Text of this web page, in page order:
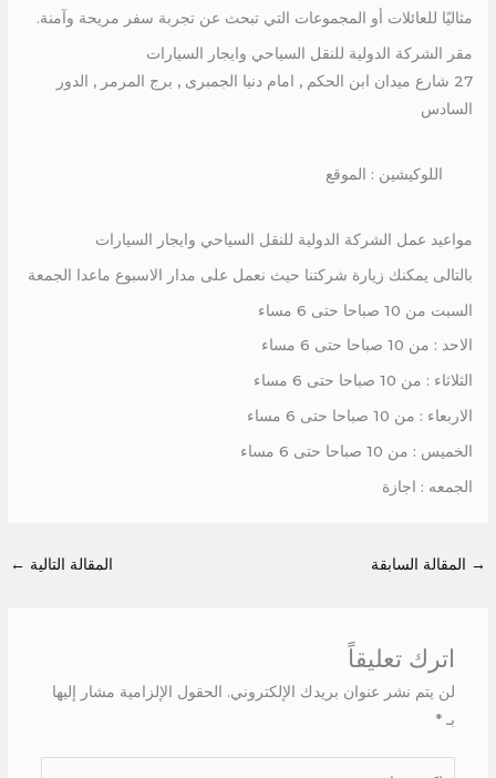
مثاليًا للعائلات أو المجموعات التي تبحث عن تجربة سفر مريحة وآمنة.
مقر الشركة الدولية للنقل السياحي وايجار السيارات
27 شارع ميدان ابن الحكم , امام دنيا الجمبرى , برج المرمر , الدور
السادس
اللوكيشين : الموقع
مواعيد عمل الشركة الدولية للنقل السياحي وايجار السيارات
بالتالى يمكنك زيارة شركتنا حيث نعمل على مدار الاسبوع ماعدا الجمعة
السبت من 10 صباحا حتى 6 مساء
الاحد : من 10 صباحا حتى 6 مساء
الثلاثاء : من 10 صباحا حتى 6 مساء
الاربعاء : من 10 صباحا حتى 6 مساء
الخميس : من 10 صباحا حتى 6 مساء
الجمعه : اجازة
→ المقالة السابقة المقالة التالية ←
اترك تعليقاً
لن يتم نشر عنوان بريدك الإلكتروني. الحقول الإلزامية مشار إليها
بـ *